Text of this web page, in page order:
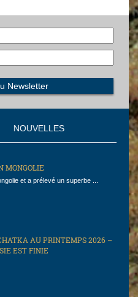
MONGOLIE
et a prélevé un superbe ...
AU PRINTEMPS 2026 –
EST FINIE